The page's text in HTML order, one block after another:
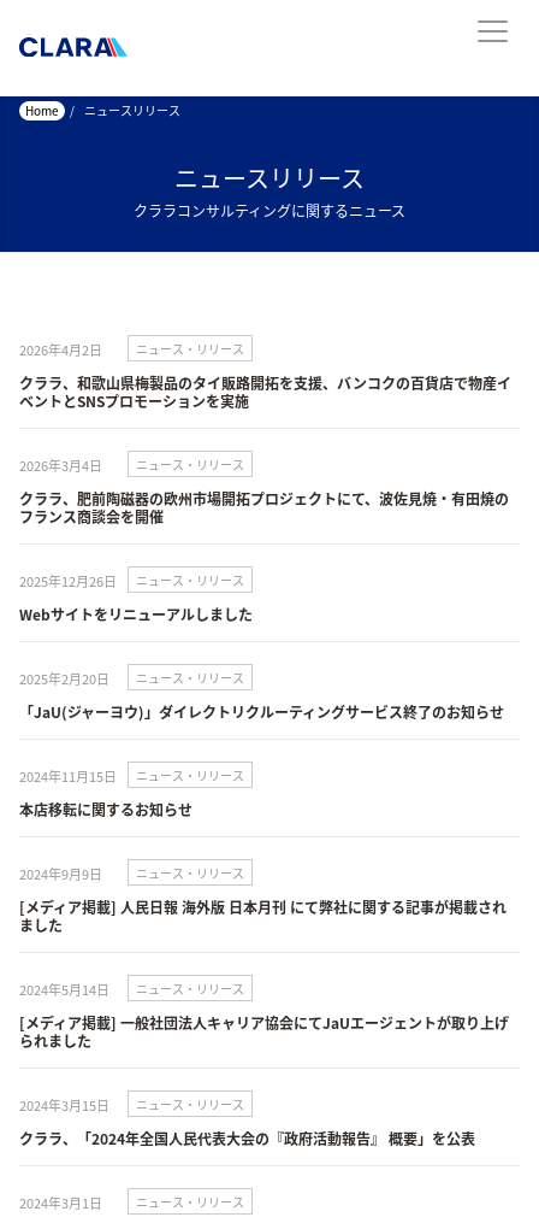
Home / ニュースリリース
ニュースリリース
クララコンサルティングに関するニュース
2026年4月2日 ニュース・リリース
クララ、和歌山県梅製品のタイ販路開拓を支援、バンコクの百貨店で物産イ
ベントとSNSプロモーションを実施
2026年3月4日 ニュース・リリース
クララ、肥前陶磁器の欧州市場開拓プロジェクトにて、波佐見焼・有田焼の
フランス商談会を開催
2025年12月26日 ニュース・リリース
Webサイトをリニューアルしました
2025年2月20日 ニュース・リリース
「JaU(ジャーヨウ)」ダイレクトリクルーティングサービス終了のお知らせ
2024年11月15日 ニュース・リリース
本店移転に関するお知らせ
2024年9月9日 ニュース・リリース
[メディア掲載] 人民日報 海外版 日本月刊 にて弊社に関する記事が掲載され
ました
2024年5月14日 ニュース・リリース
[メディア掲載] 一般社団法人キャリア協会にてJaUエージェントが取り上げ
られました
2024年3月15日 ニュース・リリース
クララ、「2024年全国人民代表大会の『政府活動報告』 概要」を公表
2024年3月1日 ニュース・リリース